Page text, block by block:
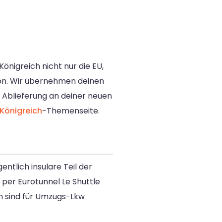
nicht nur die EU,
Wir übernehmen deinen
an deiner neuen
-Themenseite.
insulare Teil der
Eurotunnel Le Shuttle
für Umzugs-Lkw